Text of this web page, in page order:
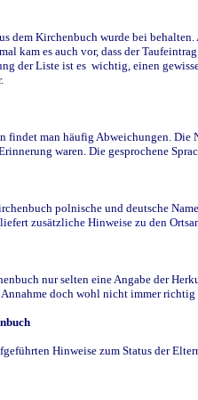
dem Kirchenbuch wurde bei
kam es auch vor, dass der
der Liste ist es wichtig, einen
findet man häufig Abweichungen. Die
waren. Die gesprochene
polnische und deutsche
liefert zusätzliche Hinweise zu den
nur selten eine Angabe der
doch wohl nicht immer
Hinweise zum Status der